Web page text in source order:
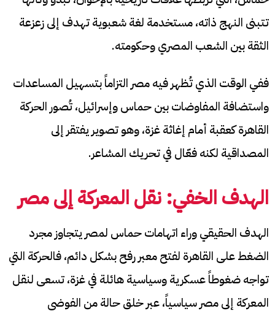
تتبنى النهج ذاته، مستخدمة لغة شعبوية تهدف إلى زعزعة
الثقة بين الشعب المصري وحكومته.
ففي الوقت الذي تُظهر فيه مصر التزاماً بتسهيل المساعدات
واستضافة المفاوضات بين حماس وإسرائيل، تُصور الحركة
القاهرة كعقبة أمام إغاثة غزة، وهو تصوير يفتقر إلى
المصداقية لكنه فعّال في تحريك المشاعر.
الهدف الخفي: نقل المعركة إلى مصر
الهدف الحقيقي وراء اتهامات حماس لمصر يتجاوز مجرد
الضغط على القاهرة لفتح معبر رفح بشكل دائم، فالحركة التي
تواجه ضغوطاً عسكرية وسياسية هائلة في غزة، تسعى لنقل
المعركة إلى مصر سياسياً، عبر خلق حالة من الفوضى